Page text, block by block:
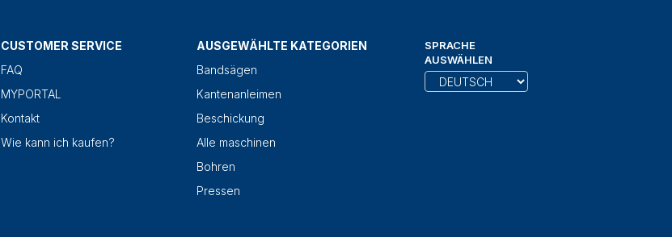
CUSTOMER SERVICE
FAQ
MYPORTAL
Kontakt
Wie kann ich kaufen?
AUSGEWÄHLTE KATEGORIEN
Bandsägen
Kantenanleimen
Beschickung
Alle maschinen
Bohren
Pressen
SPRACHE
AUSWÄHLEN